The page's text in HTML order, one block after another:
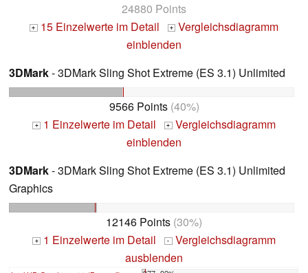
24880 Points
+ 15 Einzelwerte im Detail +
Vergleichsdiagramm
einblenden
3DMark- 3DMark Sling Shot Extreme (ES 3.1) Unlimited
9566 Points(40%)
+ 1 Einzelwerte im Detail + Vergleichsdiagramm
einblenden
3DMark- 3DMark Sling Shot Extreme (ES 3.1) Unlimited
Graphics
12146 Points (30%)
+ 1 Einzelwerte im Detail - Vergleichsdiagramm
ausblenden